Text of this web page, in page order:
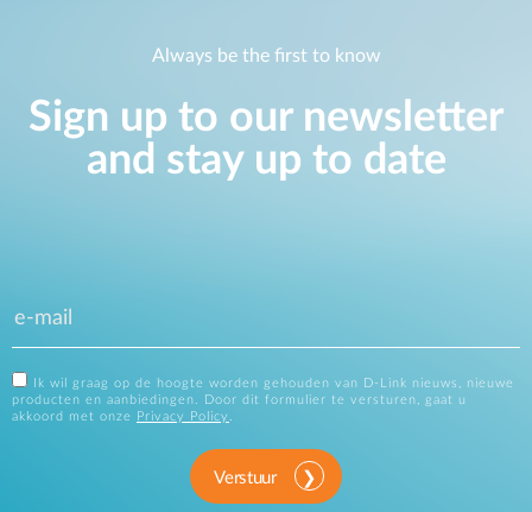
Always be the first to know
Sign up to our newsletter
and stay up to date
Ik wil graag op de hoogte worden gehouden van D-Link nieuws, nieuwe
producten en aanbiedingen. Door dit formulier te versturen, gaat u
akkoord met onze
Privacy Policy .
Verstuur